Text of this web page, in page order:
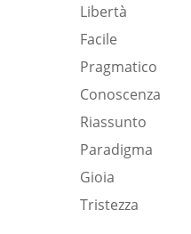
Libertà
Facile
Pragmatico
Conoscenza
Riassunto
Paradigma
Gioia
Tristezza